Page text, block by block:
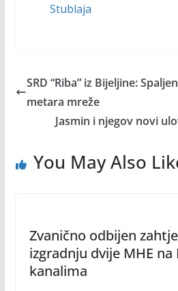
Stublaja
SRD “Riba” iz Bijeljine:
metara mreže
Jasmin i njegov novi
You May Also
Zvanično odbijen
izgradnju dvije MHE
kanalima